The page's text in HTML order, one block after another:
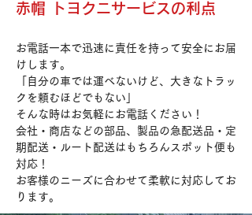
赤帽 トヨクニサービスの利点
お電話一本で迅速に責任を持って安全にお届
けします。
「自分の車では運べないけど、大きなトラッ
クを頼むほどでもない」
そんな時はお気軽にお電話ください！
会社・商店などの部品、製品の急配送品・定
期配送・ルート配送はもちろんスポット便も
対応！
お客様のニーズに合わせて柔軟に対応してお
ります。